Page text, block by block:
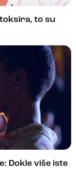
to su
Dokle više iste